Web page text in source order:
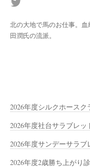
北の大地で馬のお仕事。
田潤氏の流派。
2026年度シルクホース
2026年度社台サラブレ
2026年度サンデーサラ
2026年度2歳勝ち上がり